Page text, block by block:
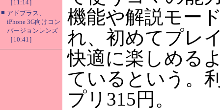
［11:14］
■ アドプラス、
iPhone 3G向けコン
バージョンレンズ
［10:41］
機能や解説モー
れ、初めてプレ
快適に楽しめる
ているという。
プリ315円。